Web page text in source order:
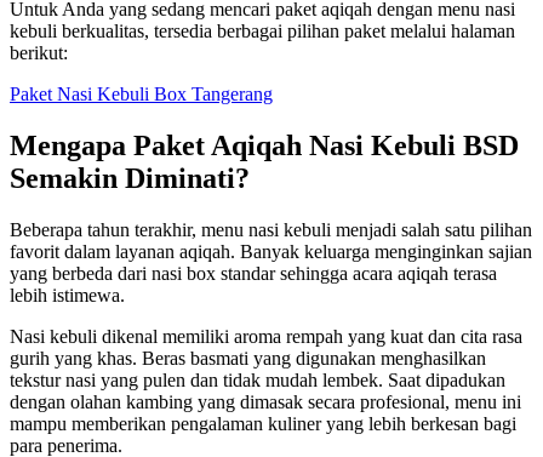
Untuk Anda yang sedang mencari paket aqiqah dengan menu nasi
kebuli berkualitas, tersedia berbagai pilihan paket melalui halaman
berikut:
Paket Nasi Kebuli Box Tangerang
Mengapa Paket Aqiqah Nasi Kebuli BSD
Semakin Diminati?
Beberapa tahun terakhir, menu nasi kebuli menjadi salah satu pilihan
favorit dalam layanan aqiqah. Banyak keluarga menginginkan sajian
yang berbeda dari nasi box standar sehingga acara aqiqah terasa
lebih istimewa.
Nasi kebuli dikenal memiliki aroma rempah yang kuat dan cita rasa
gurih yang khas. Beras basmati yang digunakan menghasilkan
tekstur nasi yang pulen dan tidak mudah lembek. Saat dipadukan
dengan olahan kambing yang dimasak secara profesional, menu ini
mampu memberikan pengalaman kuliner yang lebih berkesan bagi
para penerima.